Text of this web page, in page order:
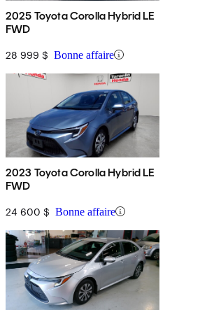
2025 Toyota Corolla Hybrid LE
FWD
28 999 $ Bonne affaire
2023 Toyota Corolla Hybrid LE
FWD
24 600 $ Bonne affaire